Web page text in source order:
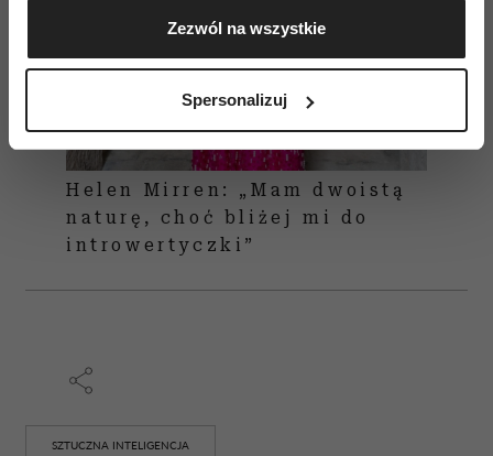
Gromadzić dane dotyczące Twojej lokalizacji
geograficznej z dokładnością nawet do kilku metrów
Identyfikować Twoje urządzenie, aktywnie
(fingerprinting, czyli wirtualny odcisk palca)
dane są przetwarzane oraz ustaw własne preferencje w
sekcji szczegółów. W Deklaracji plików cookie możesz
zmienić lub wycofać swoją zgodę w dowolnej chwili.
społecznościowym, reklamowym i analitycznym.
Zezwól na wszystkie
Spersonalizuj
Helen Mirren: „Mam dwoistą
naturę, choć bliżej mi do
introwertyczki”
SZTUCZNA INTELIGENCJA